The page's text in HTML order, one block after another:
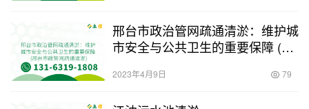
邢台市政治管网疏通清淤：维护城
市安全与公共卫生的重要保障 (邢
2023年4月9日 79